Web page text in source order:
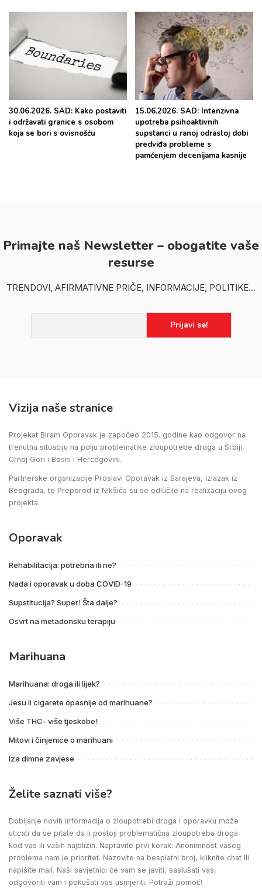
30.06.2026. SAD: Kako postaviti
i održavati granice s osobom
koja se bori s ovisnošću
15.06.2026. SAD: Intenzivna
upotreba psihoaktivnih
supstanci u ranoj odrasloj dobi
predviđa probleme s
pamćenjem decenijama kasnije
Primajte naš Newsletter – obogatite vaše
resurse
TRENDOVI, AFIRMATIVNE PRIČE, INFORMACIJE, POLITIKE...
Vizija naše stranice
Projekat Biram Oporavak je započeo 2015. godine kao odgovor na
trenutnu situaciju na polju problematike zloupotrebe droga u Srbiji,
Crnoj Gori i Bosni i Hercegovini.
Partnerske organizacije Proslavi Oporavak iz Sarajeva, Izlazak iz
Beograda, te Preporod iz Nikšića su se odlučile na realizaciju ovog
projekta.
Oporavak
Rehabilitacija: potrebna ili ne?
Nada i oporavak u doba COVID-19
Supstitucija? Super! Šta dalje?
Osvrt na metadonsku terapiju
Marihuana
Marihuana: droga ili lijek?
Jesu li cigarete opasnije od marihuane?
Više THC- više tjeskobe!
Mitovi i činjenice o marihuani
Iza dimne zavjese
Želite saznati više?
Dobijanje novih informacija o zloupotrebi droga i oporavku može
uticati da se pitate da li postoji problematična zloupotreba droga
kod vas ili vaših najbližih. Napravite prvi korak. Anonimnost vašeg
problema nam je prioritet. Nazovite na besplatni broj, kliknite chat ili
napišite mail. Naši savjetnici će vam se javiti, saslušati vas,
odgovoriti vam i pokušati vas usmjeriti. Potraži pomoć!